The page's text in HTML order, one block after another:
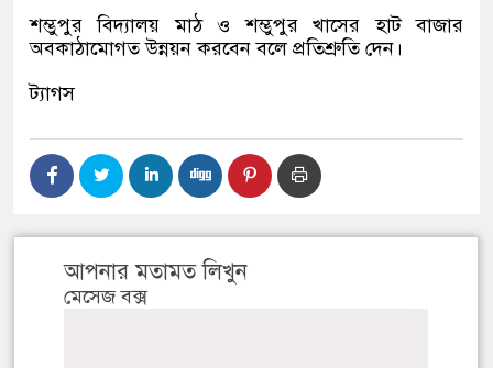
শম্ভুপুর বিদ্যালয় মাঠ ও শম্ভুপুর খাসের হাট বাজার
অবকাঠামোগত উন্নয়ন করবেন বলে প্রতিশ্রুতি দেন।
ট্যাগস
আপনার মতামত লিখুন
মেসেজ বক্স